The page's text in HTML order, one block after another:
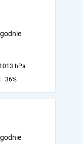
1013 hPa
36%